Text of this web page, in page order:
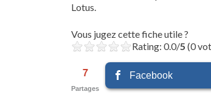
Lotus.
Vous jugez cette fiche utile ?
Rating: 0.0/5 (0
7
Partages
Facebook